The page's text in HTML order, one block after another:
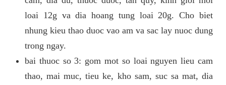
loai 12g va dia hoang tung loai 20g. Cho biet
nhung kieu thao duoc vao am va sac lay nuoc dung
trong ngay.
bai thuoc so 3: gom mot so loai nguyen lieu cam
thao, mai muc, tieu ke, kho sam, suc sa mat, dia